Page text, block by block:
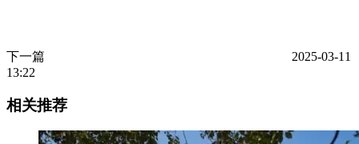
下一篇
2025-03-11
13:22
相关推荐